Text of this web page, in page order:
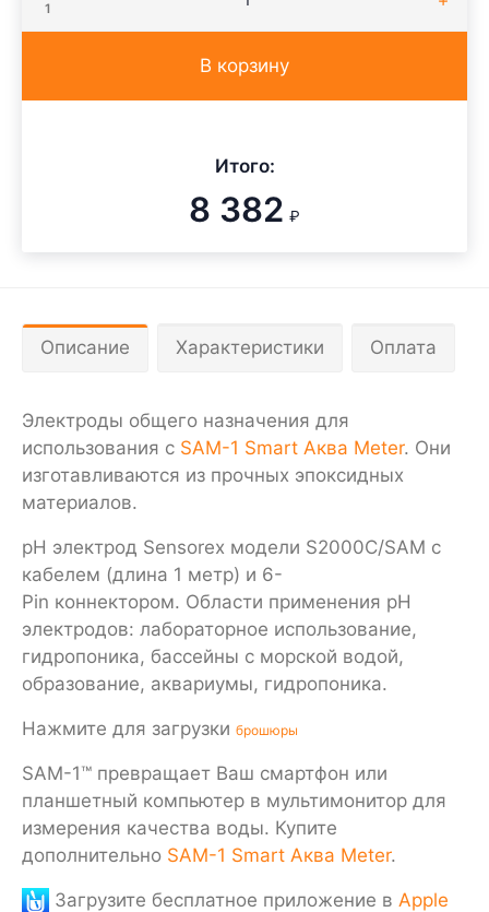
1
В корзину
Итого:
8 382 ₽
Описание Характеристики Оплата
Электроды общего назначения для
использования с SAM-1 Smart Аква Meter. Они
изготавливаются из прочных эпоксидных
материалов.
pH электрод Sensorex модели S2000C/SAM с
кабелем (длина 1 метр) и 6-
Pin коннектором. Области применения pH
электродов: лабораторное использование,
гидропоника, бассейны с морской водой,
образование, аквариумы, гидропоника.
Нажмите для загрузки брошюры
SAM-1™ превращает Ваш смартфон или
планшетный компьютер в мультимонитор для
измерения качества воды. Купите
дополнительно SAM-1 Smart Аква Meter.
Загрузите бесплатное приложение в Apple